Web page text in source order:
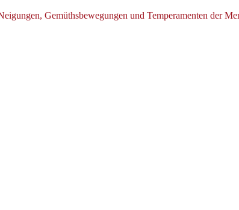
Gemüthsbewegungen und Temperamenten der